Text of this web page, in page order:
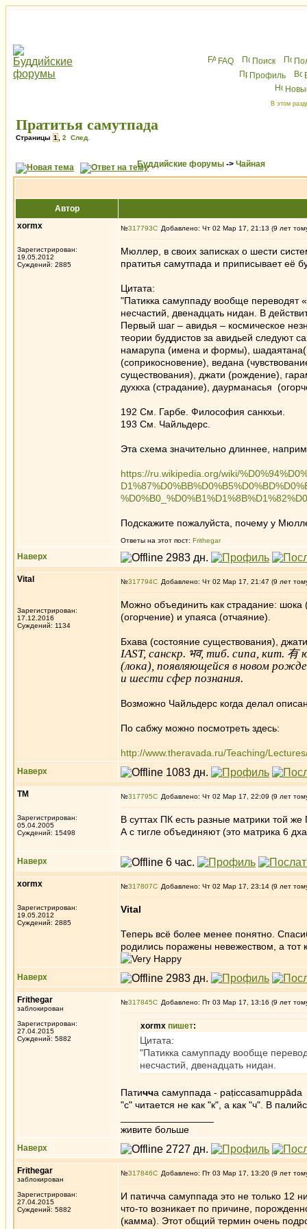
FAQ Поиск
Профиль
В этом
Пратитья самутпада
Страницы 1 2 След.
Буддийские форумы -> Чайная
Автор
xormx
Зарегистрирован:
19.05.2012
Суждений: 2885
№317793 Добавлено: Чт 02 Мар 17, 21:13 (9 лет
Мюллер, в своих записках о шести
пратитья самутпада и приписывает её
Цитата:
"Патикка самуппаду вообще переводят
несчастий, двенадцать нидан. В
Первый шаг – авидья – космическое
теории буддистов за авидьей следуют
намарупа (имена и формы),
(соприкосновение), ведана
существования), джати (рождение),
духкха (страдание), даурманасья
192 См. Гарбе. Философия санкхьи.
193 См. Чайльдерс.
Эта схема значительно длиннее,
https://ru.wikipedia.org/wiki/
Подскажите пожалуйста, почему у
Ответы на этот пост: Frithegar
Наверх
Vital
Зарегистрирован:
17.12.2016
Суждений: 1134
№317794 Добавлено: Чт 02 Мар 17, 21:47 (9 лет
Можно объединить как страдание: шока
(огорчение) и упаяса (отчаяние).
Бхава (состояние существования),
IAST, санскр. भव, тиб. сипа, кит.
(лока), появляющейся в новом
и шести сфер познания.
Возможно Чайльдерс когда делал
По сабжу можно посмотреть здесь:
http://www.theravada.ru/Teaching/
Наверх
ТМ
Зарегистрирован:
05.04.2005
Суждений: 15498
№317795 Добавлено: Чт 02 Мар 17, 22:09 (9 лет
В суттах ПК есть разные матрики той
А с тигле объединяют (это матрика 6
Наверх
xormx
Зарегистрирован:
19.05.2012
Суждений: 2885
№317807 Добавлено: Чт 02 Мар 17, 23:14 (9 лет
Vital
Теперь всё более менее понятно.
родились поражены невежеством, а тот
Наверх
Frithegar
заблокирован
Зарегистрирован:
27.04.2015
Суждений: 5882
№317845 Добавлено: Пт 03 Мар 17, 13:16 (9 лет
xormx пишет:
Цитата:
"Патикка самуппаду вообще
несчастий, двенадцать нидан.
Патичча самуппада - paṭiccasamuppāda
"с" читается не как "к", а как "ч". В
живите больше
Наверх
Frithegar
заблокирован
Зарегистрирован:
27.04.2015
Суждений: 5882
№317846 Добавлено: Пт 03 Мар 17, 13:20 (9 лет
И патичча самуппада это не только 12
что-то возникает по причине,
(камма). Этот общий термин очень